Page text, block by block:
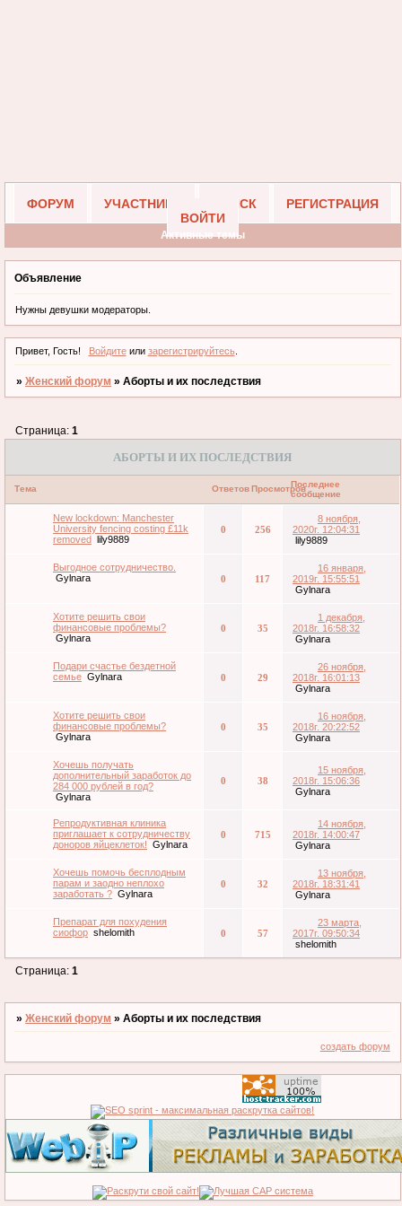
ФОРУМ УЧАСТНИКИ ПОИСК
РЕГИСТРАЦИЯ
ВОЙТИ
Активные темы
Объявление
Нужны девушки модераторы.
Привет, Гость! Войдитеили зарегистрируйтесь.
»Женский форум »Аборты и их последствия
АБОРТЫ И ИХ ПОСЛЕДСТВИЯ
Страница:1
Тема ОтветовПросмотровПоследнее
сообщение
New lockdown: Manchester
University fencing costing £11k
removed lily9889
0 256
8 ноября,
2020г. 12:04:31
lily9889
Выгодное сотрудничество.
Gylnara
0 117
16 января,
2019г. 15:55:51
Gylnara
Хотите решить свои
финансовые проблемы?
Gylnara
0 35
1 декабря,
2018г. 16:58:32
Gylnara
Подари счастье бездетной
семье Gylnara 0 29
26 ноября,
2018г. 16:01:13
Gylnara
Хотите решить свои
финансовые проблемы?
Gylnara
0 35
16 ноября,
2018г. 20:22:52
Gylnara
Хочешь получать
дополнительный заработок до
284 000 рублей в год?
Gylnara
0 38
15 ноября,
2018г. 15:06:36
Gylnara
Репродуктивная клиника
приглашает к сотрудничеству
доноров яйцеклеток! Gylnara
0 715
14 ноября,
2018г. 14:00:47
Gylnara
Хочешь помочь бесплодным
парам и заодно неплохо
заработать ? Gylnara
0 32
13 ноября,
2018г. 18:31:41
Gylnara
Препарат для похудения
сиофор shelomith 0 57
23 марта,
2017г. 09:50:34
shelomith
Страница:1
»Женский форум »Аборты и их последствия
создать форум